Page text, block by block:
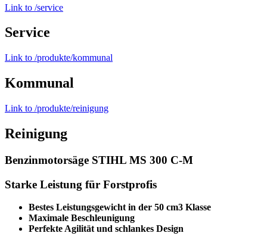
Link to /service
Service
Link to /produkte/kommunal
Kommunal
Link to /produkte/reinigung
Reinigung
Benzinmotorsäge STIHL MS 300 C-M
Starke Leistung für Forstprofis
Bestes Leistungsgewicht in der 50 cm3 Klasse
Maximale Beschleunigung
Perfekte Agilität und schlankes Design